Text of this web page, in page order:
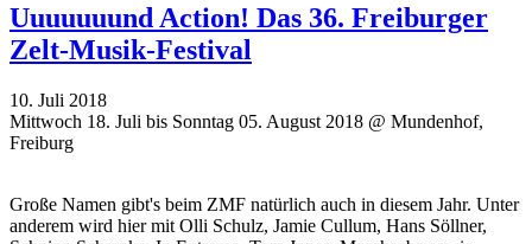
Uuuuuuund Action! Das 36. Freiburger
Zelt-Musik-Festival
10. Juli 2018
Mittwoch 18. Juli bis Sonntag 05. August 2018 @ Mundenhof,
Freiburg
Große Namen gibt's beim ZMF natürlich auch in diesem Jahr. Unter
anderem wird hier mit Olli Schulz, Jamie Cullum, Hans Söllner,